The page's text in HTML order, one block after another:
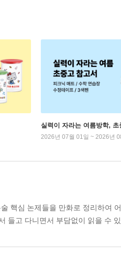
실력이 자라는 여름방학, 초
2026년 07월 01일 ~ 2026년
핵심 논제들을 만화로 정리하여
들고 다니면서 부담없이 읽을 수